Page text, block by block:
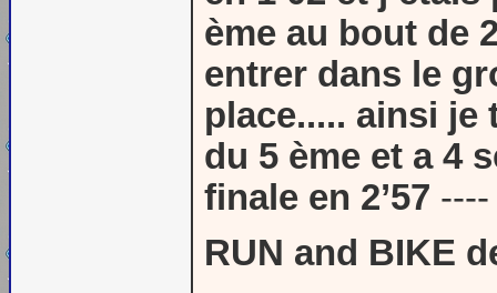
ème au bout de
entrer dans le
place..... ainsi je
du 5 ème et a 4
finale en 2’57 ----
RUN and BIKE